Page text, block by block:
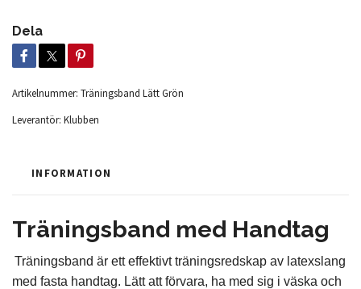
Dela
Artikelnummer: Träningsband Lätt Grön
Leverantör: Klubben
INFORMATION
Träningsband med Handtag
Träningsband är ett effektivt träningsredskap av latexslang
med fasta handtag. Lätt att förvara, ha med sig i väska och